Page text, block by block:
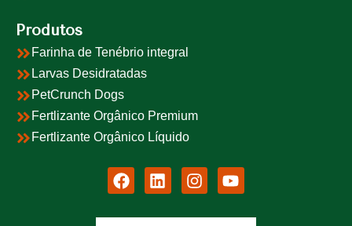
Produtos
Farinha de Tenébrio integral
Larvas Desidratadas
PetCrunch Dogs
Fertlizante Orgânico Premium
Fertlizante Orgânico Líquido